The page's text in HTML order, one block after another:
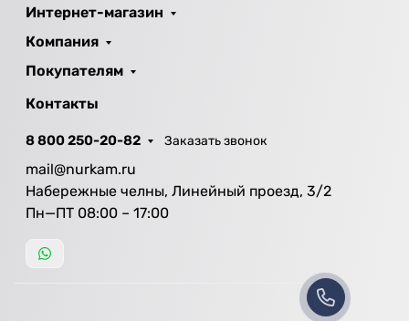
Интернет-магазин
Компания
Покупателям
Контакты
8 800 250-20-82 Заказать звонок
mail@nurkam.ru
Набережные челны, Линейный проезд, 3/2
Пн—ПТ 08:00 – 17:00